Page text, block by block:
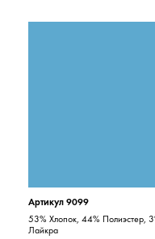
Артикул 9099
53% Хлопок, 44% Полиэстер,
Лайкра